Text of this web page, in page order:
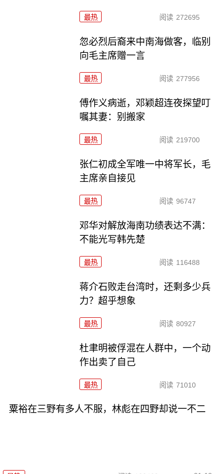
最热 阅读 272695
忽必烈后裔来中南海做客，临别
向毛主席赠一言
最热 阅读 277956
傅作义病逝，邓颖超连夜探望叮
嘱其妻：别搬家
最热 阅读 219700
张仁初成全军唯一中将军长，毛
主席亲自接见
最热 阅读 96747
邓华对解放海南功绩表达不满：
不能光写韩先楚
最热 阅读 116488
蒋介石败走台湾时，还剩多少兵
力？超乎想象
最热 阅读 80927
杜聿明被俘混在人群中，一个动
作出卖了自己
最热 阅读 71010
粟裕在三野有多人不服，林彪在四野却说一不二